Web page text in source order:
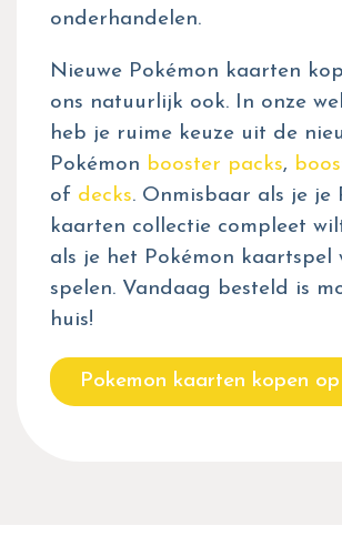
onderhandelen.
Nieuwe Pokémon kaarten
ons natuurlijk ook. In onze
heb je ruime keuze uit de
Pokémon booster packs,
of decks. Onmisbaar als je je
kaarten collectie compleet
als je het Pokémon kaartspel
spelen. Vandaag besteld is
huis!
Pokemon kaarten kopen op